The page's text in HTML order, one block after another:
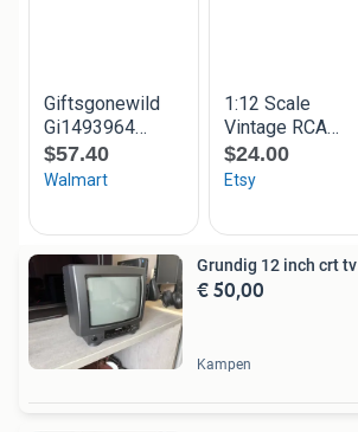
Grundig 12 inch crt tv
€ 50,00
Kampen